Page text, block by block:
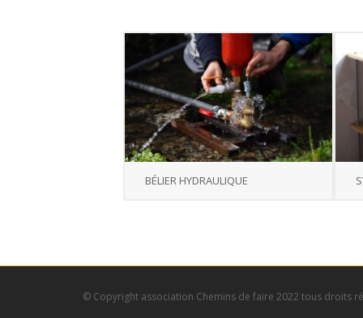
BÉLIER HYDRAULIQUE
© Copyright association Chemins de faire 2022 tous droits